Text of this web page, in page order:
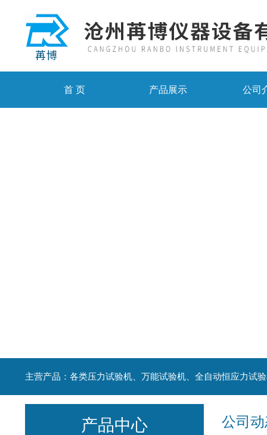
首 页 产品展示 公司
主营产品：各类压力试验机、万能试验机、全自动恒应力试
公司
产品中心